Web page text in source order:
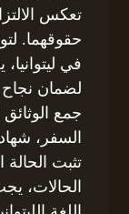
تعكس
حقوقهما.
في
لضمان نجاح
جمع
السفر،
تثبت
الحالات،